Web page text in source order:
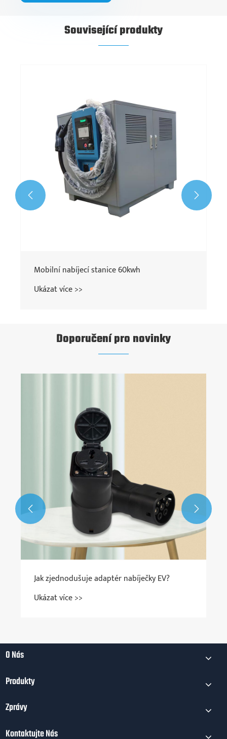
Související produkty
Mobilní nabíjecí stanice 60kwh
Ukázat více >>
 
Doporučení pro novinky
Jak zjednodušuje adaptér nabíječky EV?
Ukázat více >>
 
O Nás
Produkty
Zprávy
Kontaktujte Nás